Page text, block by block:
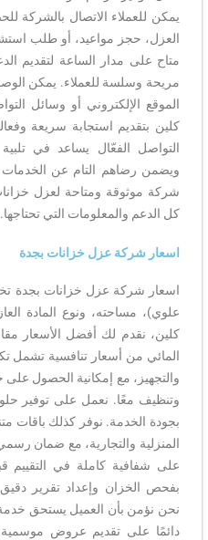
يمكن للعملاء الاتصال
العزل، حجز مواعيد، أو طلب
متاح على مدار الساعة لتقديم
مريحة وسلسة للعملاء. يمكن
الموقع الإلكتروني أو وسائل
كلين بتقديم استجابة سريعة
التواصل الفعّال يساعد في
ويضمن رضاهم التام عن
شركة موثوقة ومتاحة لعزل
كل الدعم والمعلومات التي تحتاجها.
اسعار شركة عزل خزانات بجدة
اسعار شركة عزل خزانات بجدة
علوي)، مساحته، ونوع المادة
كلين، نقدم لك أفضل الأسعار
المائي من أسعار تنافسية تشمل
والتجهيز، مع إمكانية الحصول
وتنظيف معًا. نعمل على توفير
بجودة الخدمة. نوفر كذلك باقات
المنزلية والتجارية، مع ضمان
على شفافية كاملة في التقييم
بفحص الخزان وإعداد تقرير
نحن نؤمن بأن العميل يستحق
دائمًا على تقديم عروض